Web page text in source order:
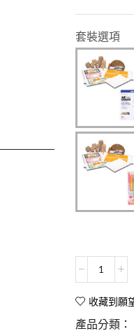
套裝選項
收藏到願
產品分類：